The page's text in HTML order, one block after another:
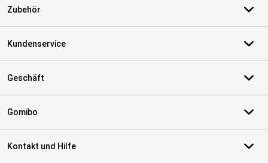
Zubehör
Kundenservice
Geschäft
Gomibo
Kontakt und Hilfe